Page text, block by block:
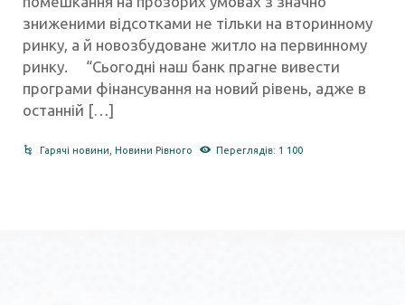
зниженими відсотками не тільки на вторинному
ринку, а й новозбудоване житло на первинному
ринку. “Сьогодні наш банк прагне вивести
програми фінансування на новий рівень, адже в
останній […]
Гарячі новини, Новини Рівного Переглядів: 1 100